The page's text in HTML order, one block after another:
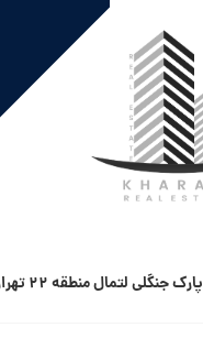
پارک جنگلی لتمال منطقه ۲۲ تهران